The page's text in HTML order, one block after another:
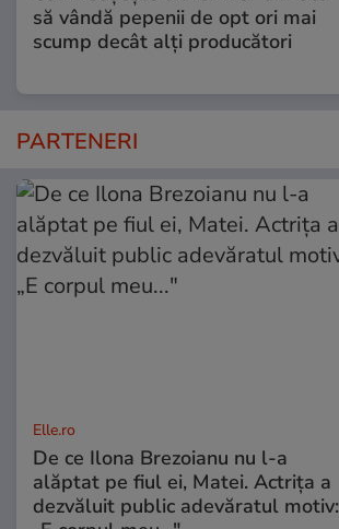
să vândă pepenii de opt ori mai
scump decât alți producători
PARTENERI
Elle.ro
De ce Ilona Brezoianu nu l-a
alăptat pe fiul ei, Matei. Actrița a
dezvăluit public adevăratul motiv: